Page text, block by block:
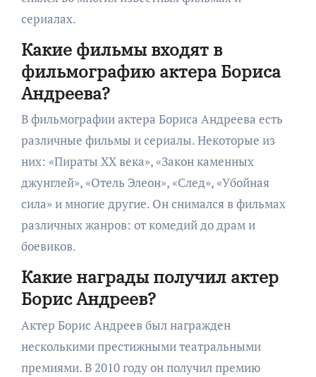
сериалах.
Какие фильмы входят в
фильмографию актера Бориса
Андреева?
В фильмографии актера Бориса Андреева есть
различные фильмы и сериалы. Некоторые из
них: «Пираты XX века», «Закон каменных
джунглей», «Отель Элеон», «След», «Убойная
сила» и многие другие. Он снимался в фильмах
различных жанров: от комедий до драм и
боевиков.
Какие награды получил актер
Борис Андреев?
Актер Борис Андреев был награжден
несколькими престижными театральными
премиями. В 2010 году он получил премию